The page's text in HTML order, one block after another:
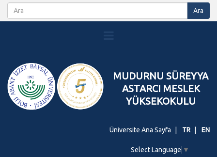
MUDURNU SÜREYYA
ASTARCI MESLEK
YÜKSEKOKULU
Üniversite Ana Sayfa TR EN
Select Language ▼